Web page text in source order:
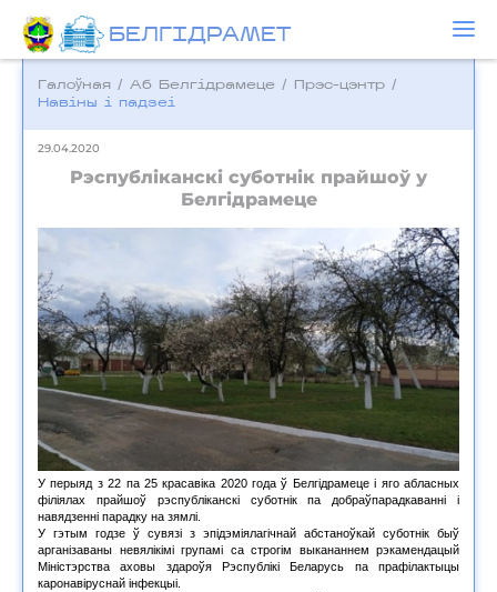
БЕЛГIДРAМЕТ
Галоўная / Аб Белгідрамеце / Прэс-цэнтр /
Навіны і падзеі
29.04.2020
Рэспубліканскі суботнік прайшоў у
Белгідрамеце
У перыяд з 22 па 25 красавіка 2020 года ў Белгідрамеце і яго абласных
філіялах прайшоў рэспубліканскі суботнік па добраўпарадкаванні і
навядзенні парадку на зямлі.
У гэтым годзе ў сувязі з эпідэміялагічнай абстаноўкай суботнік быў
арганізаваны невялікімі групамі са строгім выкананнем рэкамендацый
Міністэрства аховы здароўя Рэспублікі Беларусь па прафілактыцы
каронавіруснай інфекцыі.